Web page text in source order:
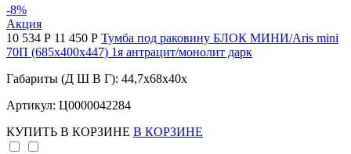
-8%
Акция
10 534 Р 11 450 Р Тумба под раковину БЛОК МИНИ/Aris mini
70П (685х400х447) 1я антрацит/монолит дарк
Габариты (Д Ш В Г): 44,7x68x40x
Артикул: Ц0000042284
КУПИТЬ В КОРЗИНЕ В КОРЗИНЕ